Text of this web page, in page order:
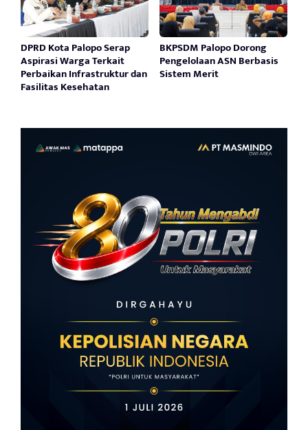
DPRD Kota Palopo Serap
Aspirasi Warga Terkait
Perbaikan Infrastruktur dan
Fasilitas Kesehatan
BKPSDM Palopo Dorong
Pengelolaan ASN Berbasis
Sistem Merit